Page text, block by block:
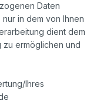
Daten
in dem von Ihnen
dient dem
zu ermöglichen und
Ihres